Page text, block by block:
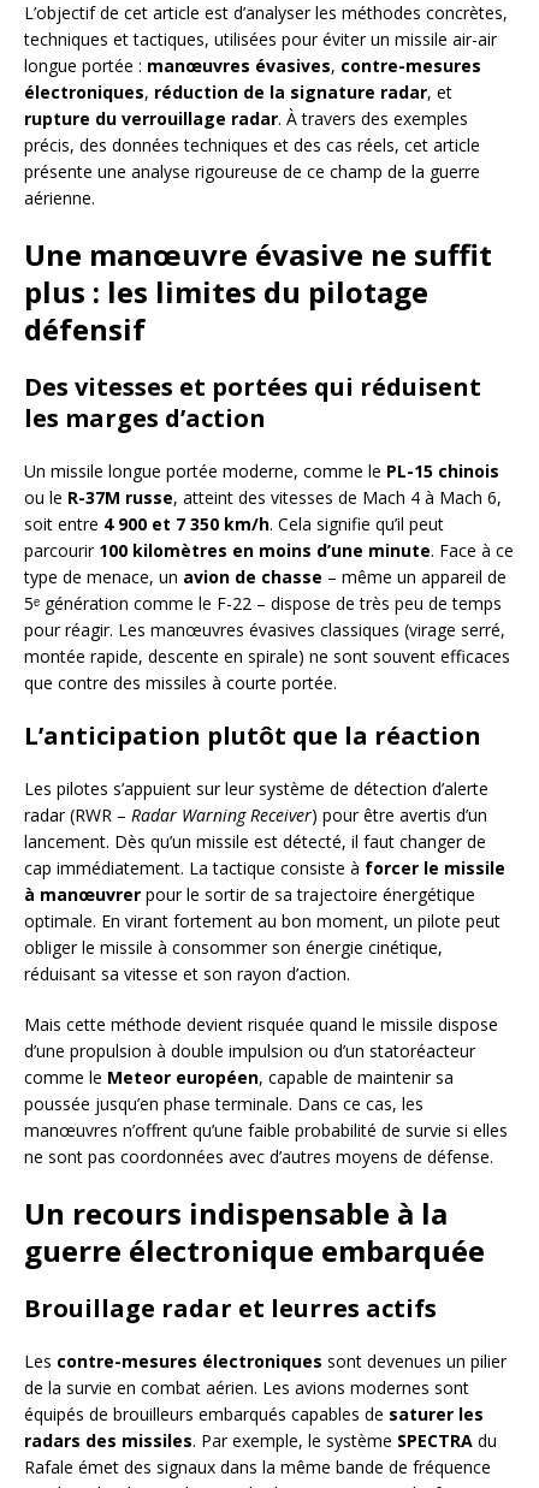
L’objectif de cet article est d’analyser les méthodes concrètes,
techniques et tactiques, utilisées pour éviter un missile air-air
longue portée : manœuvres évasives, contre-mesures
électroniques, réduction de la signature radar, et
rupture du verrouillage radar. À travers des exemples
précis, des données techniques et des cas réels, cet article
présente une analyse rigoureuse de ce champ de la guerre
aérienne.
Une manœuvre évasive ne suffit
plus : les limites du pilotage
défensif
Des vitesses et portées qui réduisent
les marges d’action
Un missile longue portée moderne, comme le PL-15 chinois
ou le R-37M russe, atteint des vitesses de Mach 4 à Mach 6,
soit entre 4 900 et 7 350 km/h. Cela signifie qu’il peut
parcourir 100 kilomètres en moins d’une minute. Face à ce
type de menace, un avion de chasse – même un appareil de
5ᵉ génération comme le F-22 – dispose de très peu de temps
pour réagir. Les manœuvres évasives classiques (virage serré,
montée rapide, descente en spirale) ne sont souvent efficaces
que contre des missiles à courte portée.
L’anticipation plutôt que la réaction
Les pilotes s’appuient sur leur système de détection d’alerte
radar (RWR – Radar Warning Receiver) pour être avertis d’un
lancement. Dès qu’un missile est détecté, il faut changer de
cap immédiatement. La tactique consiste à forcer le missile
à manœuvrer pour le sortir de sa trajectoire énergétique
optimale. En virant fortement au bon moment, un pilote peut
obliger le missile à consommer son énergie cinétique,
réduisant sa vitesse et son rayon d’action.
Mais cette méthode devient risquée quand le missile dispose
d’une propulsion à double impulsion ou d’un statoréacteur
comme le Meteor européen, capable de maintenir sa
poussée jusqu’en phase terminale. Dans ce cas, les
manœuvres n’offrent qu’une faible probabilité de survie si elles
ne sont pas coordonnées avec d’autres moyens de défense.
Un recours indispensable à la
guerre électronique embarquée
Brouillage radar et leurres actifs
Les contre-mesures électroniques sont devenues un pilier
de la survie en combat aérien. Les avions modernes sont
équipés de brouilleurs embarqués capables de saturer les
radars des missiles. Par exemple, le système SPECTRA du
Rafale émet des signaux dans la même bande de fréquence